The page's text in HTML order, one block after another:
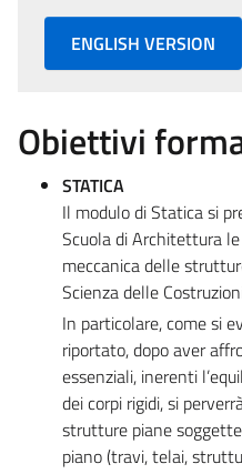
ENGLISH VERSION
Obiettivi
STATICA
Il modulo di Statica si
Scuola di Architettura
meccanica delle
Scienza delle
In particolare, come si
riportato, dopo aver
essenziali, inerenti
dei corpi rigidi, si
strutture piane
piano (travi, telai,